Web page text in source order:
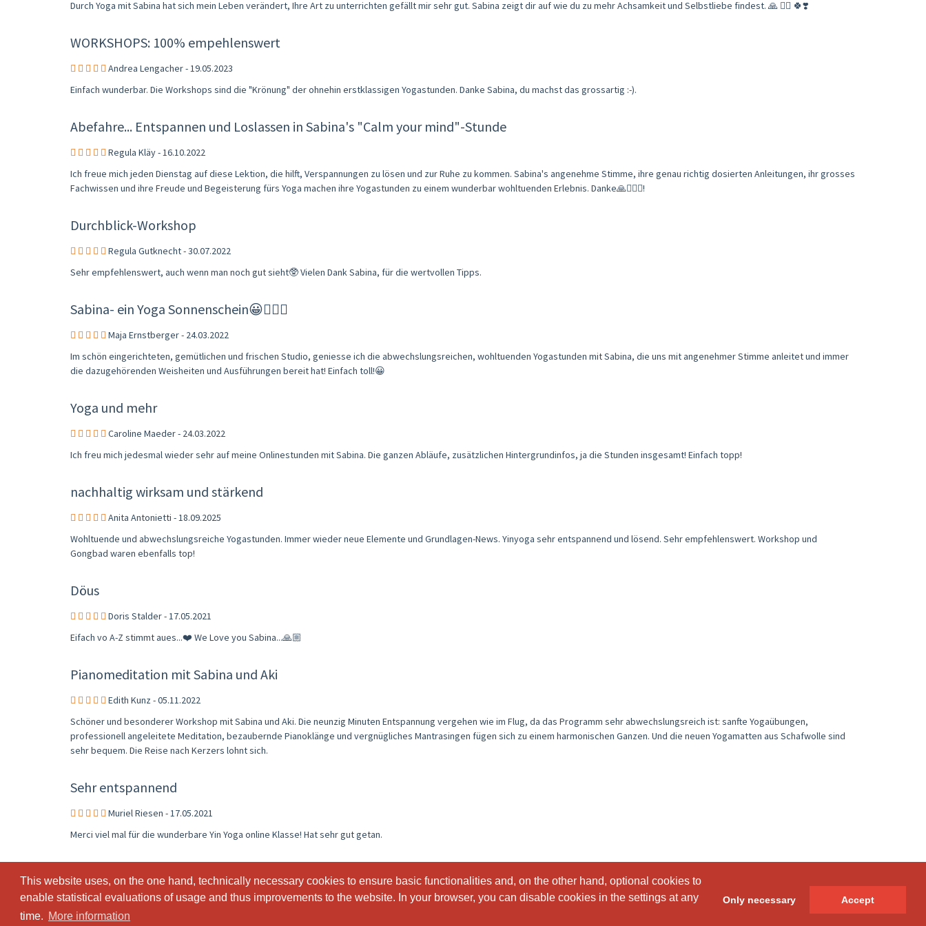
This website uses, on the one hand, technically necessary cookies to ensure basic functionalities and, on the other hand, optional cookies to
enable statistical evaluations of usage and thus improvements to the website. In your browser, you can disable cookies in the settings at any
time. More information
Only necessary Accept
This website uses, on the one hand, technically necessary cookies to ensure basic functionalities and, on the other hand, optional cookies to
enable statistical evaluations of usage and thus improvements to the website. In your browser, you can disable cookies in the settings at any
time. More information
Only necessary Accept
Durch Yoga mit Sabina hat sich mein Leben verändert, Ihre Art zu unterrichten gefällt mir sehr gut. Sabina zeigt dir auf wie du zu mehr Achsamkeit und Selbstliebe findest. 🙏 🧘‍♀️ 🍀❣️
WORKSHOPS: 100% empehlenswert
Andrea Lengacher - 19.05.2023
Einfach wunderbar. Die Workshops sind die "Krönung" der ohnehin erstklassigen Yogastunden. Danke Sabina, du machst das grossartig :-).
Abefahre... Entspannen und Loslassen in Sabina's "Calm your mind"-Stunde
Regula Kläy - 16.10.2022
Ich freue mich jeden Dienstag auf diese Lektion, die hilft, Verspannungen zu lösen und zur Ruhe zu kommen. Sabina's angenehme Stimme, ihre genau richtig dosierten Anleitungen, ihr grosses
Fachwissen und ihre Freude und Begeisterung fürs Yoga machen ihre Yogastunden zu einem wunderbar wohltuenden Erlebnis. Danke🙏🧘🏼‍♀️!
Durchblick-Workshop
Regula Gutknecht - 30.07.2022
Sehr empfehlenswert, auch wenn man noch gut sieht🥸 Vielen Dank Sabina, für die wertvollen Tipps.
Sabina- ein Yoga Sonnenschein😀🧘🏻‍♀️
Maja Ernstberger - 24.03.2022
Im schön eingerichteten, gemütlichen und frischen Studio, geniesse ich die abwechslungsreichen, wohltuenden Yogastunden mit Sabina, die uns mit angenehmer Stimme anleitet und immer
die dazugehörenden Weisheiten und Ausführungen bereit hat! Einfach toll!😀
Yoga und mehr
Caroline Maeder - 24.03.2022
Ich freu mich jedesmal wieder sehr auf meine Onlinestunden mit Sabina. Die ganzen Abläufe, zusätzlichen Hintergrundinfos, ja die Stunden insgesamt! Einfach topp!
nachhaltig wirksam und stärkend
Anita Antonietti - 18.09.2025
Wohltuende und abwechslungsreiche Yogastunden. Immer wieder neue Elemente und Grundlagen-News. Yinyoga sehr entspannend und lösend. Sehr empfehlenswert. Workshop und
Gongbad waren ebenfalls top!
Döus
Doris Stalder - 17.05.2021
Eifach vo A-Z stimmt aues...❤️ We Love you Sabina...🙏🏼
Pianomeditation mit Sabina und Aki
Edith Kunz - 05.11.2022
Schöner und besonderer Workshop mit Sabina und Aki. Die neunzig Minuten Entspannung vergehen wie im Flug, da das Programm sehr abwechslungsreich ist: sanfte Yogaübungen,
professionell angeleitete Meditation, bezaubernde Pianoklänge und vergnügliches Mantrasingen fügen sich zu einem harmonischen Ganzen. Und die neuen Yogamatten aus Schafwolle sind
sehr bequem. Die Reise nach Kerzers lohnt sich.
Sehr entspannend
Muriel Riesen - 17.05.2021
Merci viel mal für die wunderbare Yin Yoga online Klasse! Hat sehr gut getan.
© SportsNow® 2026. The Swiss software for your studio.